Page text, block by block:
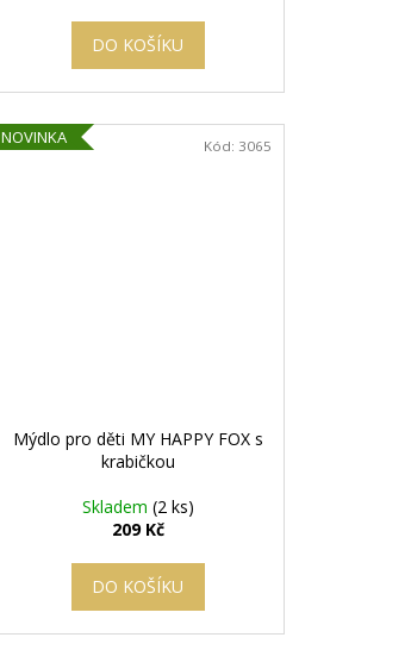
DO KOŠÍKU
NOVINKA
Mýdlo pro děti MY HAPPY FOX s
krabičkou
Skladem (2 ks)
209 Kč
DO KOŠÍKU
Kód: 3065